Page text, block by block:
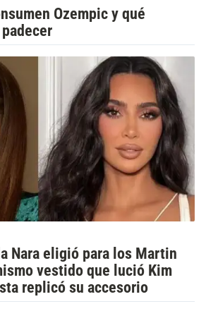
Ozempic y qué
Nara eligió para los Martin
vestido que lució Kim
replicó su accesorio